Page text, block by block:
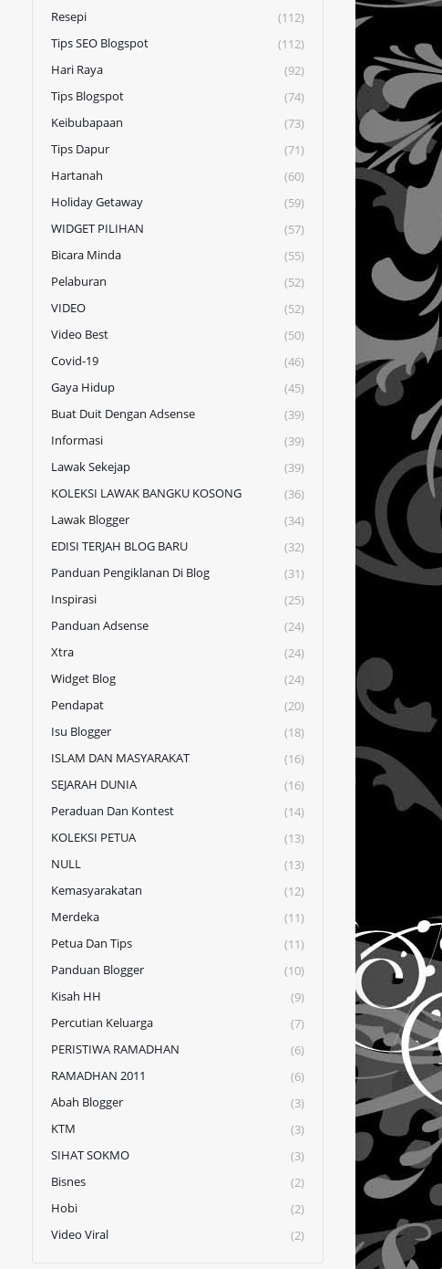
Resepi
(112)
Tips SEO Blogspot
(112)
Hari Raya
(92)
Tips Blogspot
(74)
Keibubapaan
(73)
Tips Dapur
(71)
Hartanah
(60)
Holiday Getaway
(59)
WIDGET PILIHAN
(57)
Bicara Minda
(55)
Pelaburan
(52)
VIDEO
(52)
Video Best
(50)
Covid-19
(46)
Gaya Hidup
(45)
Buat Duit Dengan Adsense
(39)
Informasi
(39)
Lawak Sekejap
(39)
KOLEKSI LAWAK BANGKU KOSONG
(36)
Lawak Blogger
(34)
EDISI TERJAH BLOG BARU
(32)
Panduan Pengiklanan Di Blog
(31)
Inspirasi
(25)
Panduan Adsense
(24)
Xtra
(24)
Widget Blog
(24)
Pendapat
(20)
Isu Blogger
(18)
ISLAM DAN MASYARAKAT
(16)
SEJARAH DUNIA
(16)
Peraduan Dan Kontest
(14)
KOLEKSI PETUA
(13)
NULL
(13)
Kemasyarakatan
(12)
Merdeka
(11)
Petua Dan Tips
(11)
Panduan Blogger
(10)
Kisah HH
(9)
Percutian Keluarga
(7)
PERISTIWA RAMADHAN
(6)
RAMADHAN 2011
(6)
Abah Blogger
(3)
KTM
(3)
SIHAT SOKMO
(3)
Bisnes
(2)
Hobi
(2)
Video Viral
(2)